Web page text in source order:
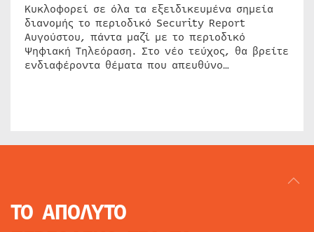
Κυκλοφορεί σε όλα τα εξειδικευμένα σημεία
διανομής το περιοδικό Security Report
Αυγούστου, πάντα μαζί με το περιοδικό
Ψηφιακή Τηλεόραση. Στο νέο τεύχος, θα βρείτε
ενδιαφέροντα θέματα που απευθύνο…
ΤΟ ΑΠΟΛΥΤΟ